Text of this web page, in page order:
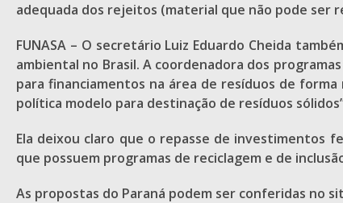
adequada dos rejeitos (material que não pode ser
FUNASA – O secretário Luiz Eduardo Cheida
ambiental no Brasil. A coordenadora dos
para financiamentos na área de resíduos de
política modelo para destinação de resíduos
Ela deixou claro que o repasse de investimentos
que possuem programas de reciclagem e de
As propostas do Paraná podem ser conferidas no